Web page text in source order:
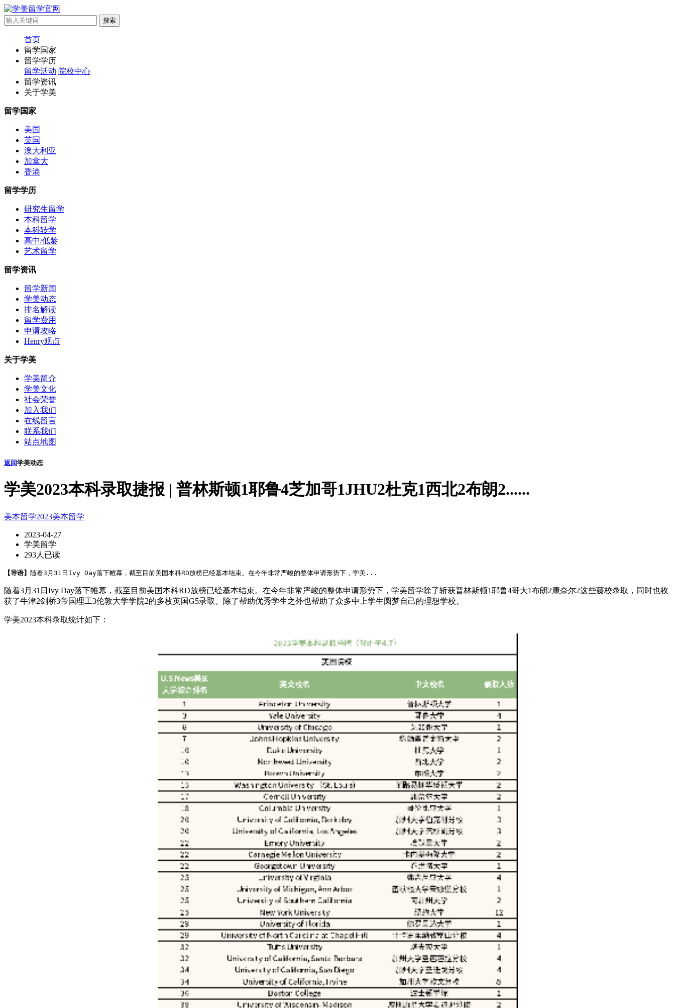
首页
留学国家
留学学历
留学活动 院校中心
留学资讯
关于学美
留学国家
美国
英国
澳大利亚
加拿大
香港
留学学历
研究生留学
本科留学
本科转学
高中/低龄
艺术留学
留学资讯
留学新闻
学美动态
排名解读
留学费用
申请攻略
Henry观点
关于学美
学美简介
学美文化
社会荣誉
加入我们
在线留言
联系我们
站点地图
返回学美动态
学美2023本科录取捷报 | 普林斯顿1耶鲁4芝加哥1JHU2杜克1西北2布朗2......
美本留学2023美本留学
2023-04-27
学美留学
293人已读
【导语】 随着3月31日Ivy Day落下帷幕，截至目前美国本科RD放榜已经基本结束。在今年非常严峻的整体申请形势下，学美...
随着3月31日Ivy Day落下帷幕，截至目前美国本科RD放榜已经基本结束。在今年非常严峻的整体申请形势下，学美留学除了斩获普林斯顿1耶鲁4哥大1布朗2康奈尔2这些藤校录取，同时也收
获了牛津2剑桥3帝国理工3伦敦大学学院2的多枚英国G5录取。除了帮助优秀学生之外也帮助了众多中上学生圆梦自己的理想学校。
学美2023本科录取统计如下：